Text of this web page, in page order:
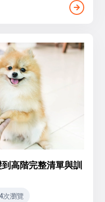
高階完整清單與訓
次瀏覽